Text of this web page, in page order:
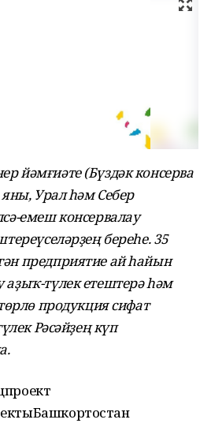
йәмғиәте (Бүздәк консерва
Урал һәм Себер
емеш консервалау
береһе. 35
предприятие ай һайын
түлек етештерә һәм
продукция сифат
Рәсәйҙең күп